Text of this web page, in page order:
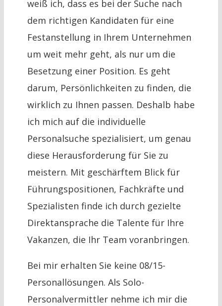
weiß ich, dass es bei der Suche nach
dem richtigen Kandidaten für eine
Festanstellung in Ihrem Unternehmen
um weit mehr geht, als nur um die
Besetzung einer Position. Es geht
darum, Persönlichkeiten zu finden, die
wirklich zu Ihnen passen. Deshalb habe
ich mich auf die individuelle
Personalsuche spezialisiert, um genau
diese Herausforderung für Sie zu
meistern. Mit geschärftem Blick für
Führungspositionen, Fachkräfte und
Spezialisten finde ich durch gezielte
Direktansprache die Talente für Ihre
Vakanzen, die Ihr Team voranbringen.
Bei mir erhalten Sie keine 08/15-
Personallösungen. Als Solo-
Personalvermittler nehme ich mir die